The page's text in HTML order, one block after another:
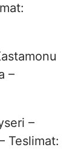
–
–
Teslimat: